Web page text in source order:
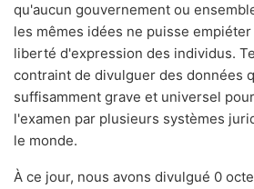
qu'aucun gouvernement ou
les mêmes idées ne puisse
liberté d'expression des individus.
contraint de divulguer des données
suffisamment grave et universel
l'examen par plusieurs systèmes
le monde.
À ce jour, nous avons divulgué 0